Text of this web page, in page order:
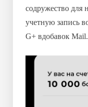
содружество для
учетную запись
G+ вдобавок